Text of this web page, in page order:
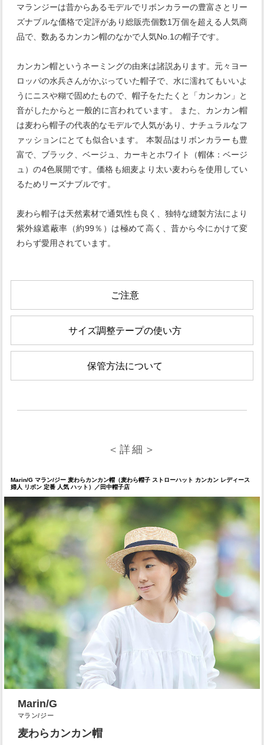
マランジーは昔からあるモデルでリボンカラーの豊富さとリー
ズナブルな価格で定評があり総販売個数1万個を超える人気商
品で、数あるカンカン帽のなかで人気No.1の帽子です。
カンカン帽というネーミングの由来は諸説あります。元々ヨー
ロッパの水兵さんがかぶっていた帽子で、水に濡れてもいいよ
うにニスや糊で固めたもので、帽子をたたくと「カンカン」と
音がしたからと一般的に言われています。 また、カンカン帽
は麦わら帽子の代表的なモデルで人気があり、ナチュラルなフ
ァッションにとても似合います。 本製品はリボンカラーも豊
富で、ブラック、ベージュ、カーキとホワイト（帽体：ベージ
ュ）の4色展開です。価格も細麦より太い麦わらを使用してい
るためリーズナブルです。
麦わら帽子は天然素材で通気性も良く、独特な縫製方法により
紫外線遮蔽率（約99％）は極めて高く、昔から今にかけて変
わらず愛用されています。
ご注意
サイズ調整テープの使い方
保管方法について
＜詳細＞
Marin/G マラン/ジー 麦わらカンカン帽（麦わら帽子 ストローハット カンカン レディース
婦人 リボン 定番 人気 ハット）／田中帽子店
Marin/G
マラン/ジー
麦わらカンカン帽